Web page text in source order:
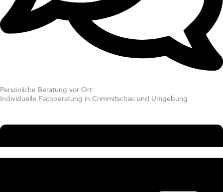
Persönliche Beratung vor Ort
Individuelle Fachberatung in Crimmitschau und Umgebung